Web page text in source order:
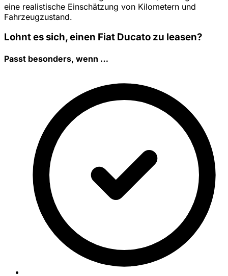
eine realistische Einschätzung von Kilometern und
Fahrzeugzustand.
Lohnt es sich, einen Fiat Ducato zu leasen?
Passt besonders, wenn …